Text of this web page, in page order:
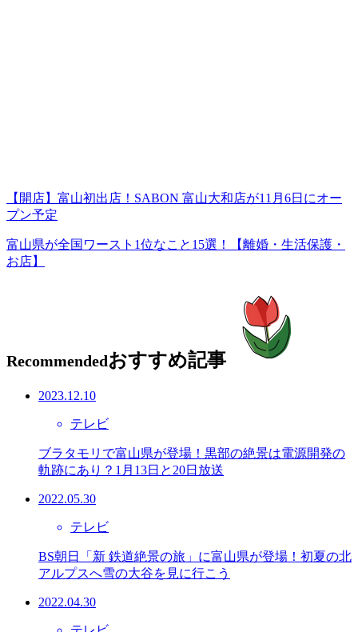
【開店】富山初出店！SABON 富山大和店が11月6日にオー
プン予定
富山県が全国ワースト1位なこと15選！【離婚・生活保護・
お店】
Recommendedおすすめ記事
2023.12.10
テレビ
ブラタモリで富山県が登場！黒部の絶景は電源開発の
軌跡にあり？1月13日と20日放送
2022.05.30
テレビ
BS朝日「新 鉄道絶景の旅」に富山県が登場！初夏の北
アルプスへ雪の大谷を見に行こう
2022.04.30